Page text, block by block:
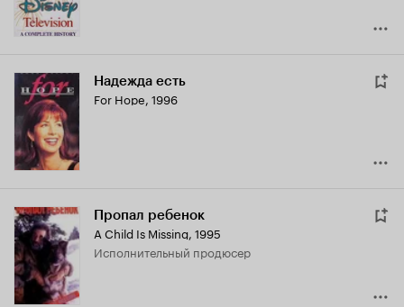
Надежда есть
For Hope, 1996
Пропал ребенок
A Child Is Missing, 1995
исполнительный продюсер